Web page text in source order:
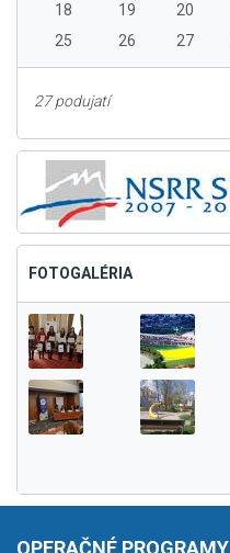
18
19 20
25
26 27
27 podujatí
FOTOGALÉRIA